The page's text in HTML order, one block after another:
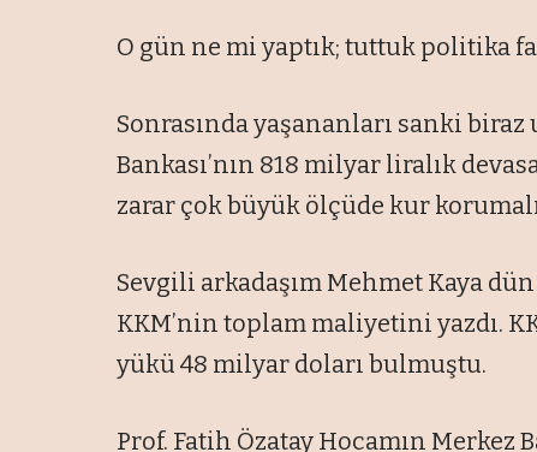
O gün ne mi yaptık; tuttuk politika
Sonrasında yaşananları sanki
Bankası’nın 818 milyar liralık
zarar çok büyük ölçüde kur
Sevgili arkadaşım Mehmet Kaya
KKM’nin toplam maliyetini yazdı.
yükü 48 milyar doları bulmuştu.
Prof. Fatih Özatay Hocamın Merkez